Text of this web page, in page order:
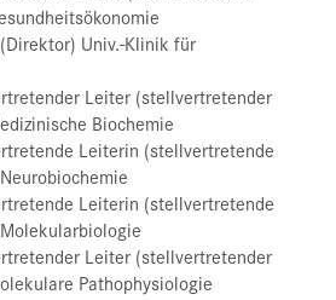
Univ.-Klinik für
Leiter (stellvertretender
Biochemie
Leiterin (stellvertretende
Leiterin (stellvertretende
Leiter (stellvertretender
Pathophysiologie